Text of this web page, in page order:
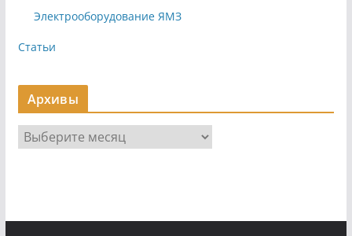
Электрооборудование ЯМЗ
Статьи
Архивы
р